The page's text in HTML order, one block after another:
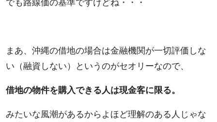
でも路線価の基準ですけどね・・・
まあ、沖縄の借地の場合は金融機関が一切評価しな
い（融資しない）というのがセオリーなので、
借地の物件を購入できる人は現金客に限る。
みたいな風潮があるからよほど理解のある人じゃな